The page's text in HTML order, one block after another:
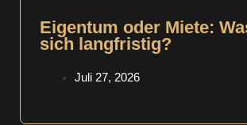
Eigentum oder Miete:
sich langfristig?
Juli 27, 2026